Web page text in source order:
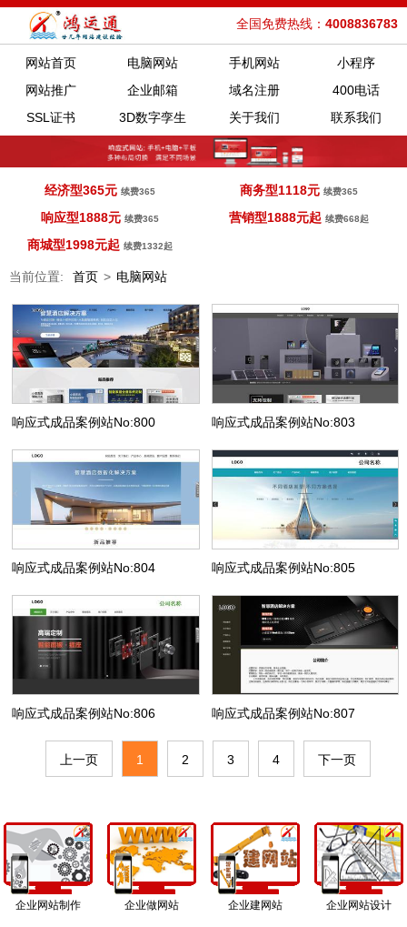
全国免费热线： 4008836783
网站首页 电脑网站 手机网站
小程序
网站推广
企业邮箱 域名注册
400电话
SSL证书
3D数字孪生 关于我们 联系我们
经济型365元 续费365 商务型1118元续费365
响应型1888元 续费365 营销型1888元起续费668起
商城型1998元起 续费1332起
当前位置: 首页 > 电脑网站
响应式成品案例站No:800 响应式成品案例站No:803
响应式成品案例站No:804 响应式成品案例站No:805
响应式成品案例站No:806 响应式成品案例站No:807
上一页 1 2 3 4 下一页
企业网站制作 企业做网站 企业建网站 企业网站设计